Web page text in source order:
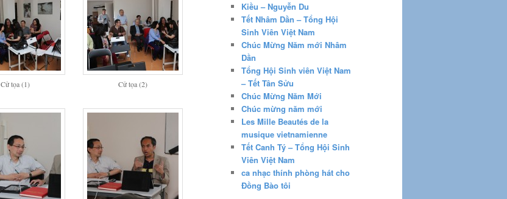
Cử tọa (1) Cử tọa (2)
Kiều – Nguyễn Du
Tết Nhâm Dần – Tổng Hội
Sinh Viên Việt Nam
Chúc Mừng Năm mới Nhâm
Dần
Tổng Hội Sinh viên Việt Nam
– Tết Tân Sửu
Chúc Mừng Năm Mới
Chúc mừng năm mới
Les Mille Beautés de la
musique vietnamienne
Tết Canh Tý – Tổng Hội Sinh
Viên Việt Nam
ca nhạc thính phòng hát cho
Đồng Bào tôi